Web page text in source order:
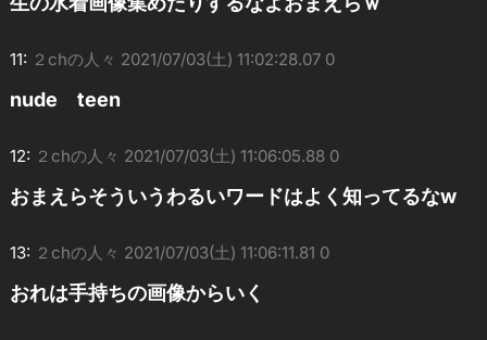
11: ２chの人々 2021/07/03(土) 11:02:28.07 0
nude teen
12: ２chの人々 2021/07/03(土) 11:06:05.88 0
おまえらそういうわるいワードはよく知ってるなw
13: ２chの人々 2021/07/03(土) 11:06:11.81 0
おれは手持ちの画像からいく